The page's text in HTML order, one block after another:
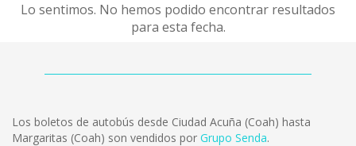
Lo sentimos. No hemos podido encontrar resultados
para esta fecha.
Los boletos de autobús desde Ciudad Acuña (Coah) hasta
Margaritas (Coah) son vendidos por Grupo Senda.